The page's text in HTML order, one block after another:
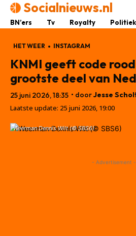
Socialnieuws.nl
BN’ers Tv Royalty Politiek
HET WEER INSTAGRAM
KNMI geeft code
grootste deel van
25 juni 2026, 18:35 • doorJesse
Laatste update: 25 juni 2026, 19:00
Weerman Dennis Wilt (© SBS6)
- Advertisement -